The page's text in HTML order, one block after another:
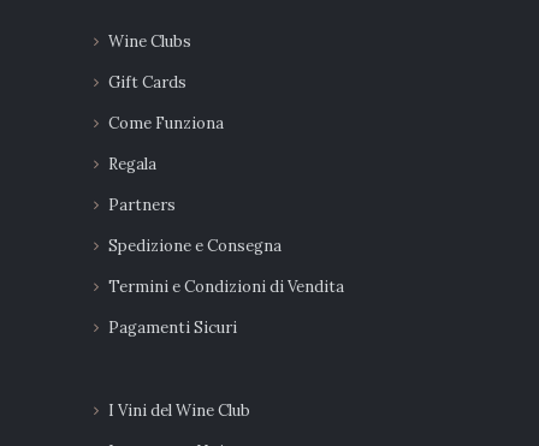
Wine Clubs
Gift Cards
Come Funziona
Regala
Partners
Spedizione e Consegna
Termini e Condizioni di Vendita
Pagamenti Sicuri
I Vini del Wine Club